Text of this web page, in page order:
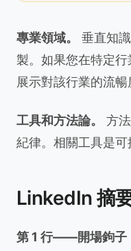
專業領域。
垂直知
製。如果您在特定
展示對該行業的流暢
工具和方法論。
方
紀律。相關工具是可
LinkedIn 摘
第 1 行——開場鉤子